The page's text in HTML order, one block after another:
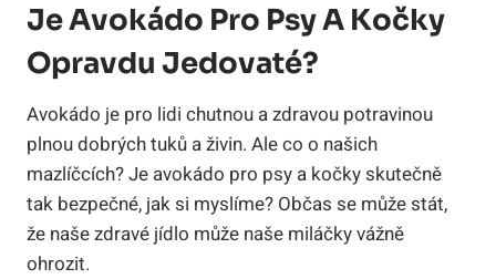
Je Avokádo Pro Psy A Kočky
Opravdu Jedovaté?
Avokádo je pro lidi chutnou a zdravou potravinou
plnou dobrých tuků a živin. Ale co o našich
mazlíčcích? Je avokádo pro psy a kočky skutečně
tak bezpečné, jak si myslíme? Občas se může stát,
že naše zdravé jídlo může naše miláčky vážně
ohrozit.